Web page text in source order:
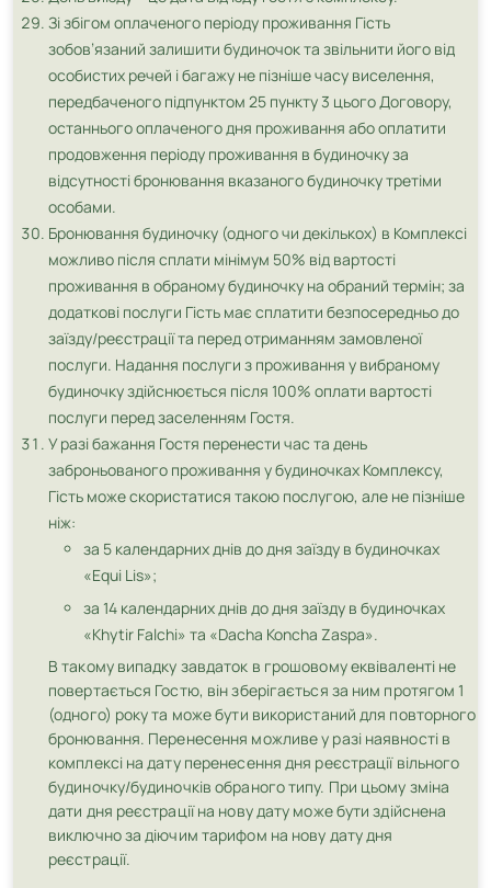
Зі збігом оплаченого періоду проживання Гість
зобов’язаний залишити будиночок та звільнити його від
особистих речей і багажу не пізніше часу виселення,
передбаченого підпунктом 25 пункту 3 цього Договору,
останнього оплаченого дня проживання або оплатити
продовження періоду проживання в будиночку за
відсутності бронювання вказаного будиночку третіми
особами.
Бронювання будиночку (одного чи декількох) в Комплексі
можливо після сплати мінімум 50% від вартості
проживання в обраному будиночку на обраний термін; за
додаткові послуги Гість має сплатити безпосередньо до
заїзду/реєстрації та перед отриманням замовленої
послуги. Надання послуги з проживання у вибраному
будиночку здійснюється після 100% оплати вартості
послуги перед заселенням Гостя.
У разі бажання Гостя перенести час та день
заброньованого проживання у будиночках Комплексу,
Гість може скористатися такою послугою, але не пізніше
ніж:
за 5 календарних днів до дня заїзду в будиночках
«Equi Lis»;
за 14 календарних днів до дня заїзду в будиночках
«Khytir Falchi» та «Dacha Koncha Zaspa».
В такому випадку завдаток в грошовому еквіваленті не
повертається Гостю, він зберігається за ним протягом 1
(одного) року та може бути використаний для повторного
бронювання. Перенесення можливе у разі наявності в
комплексі на дату перенесення дня реєстрації вільного
будиночку/будиночків обраного типу. При цьому зміна
дати дня реєстрації на нову дату може бути здійснена
виключно за діючим тарифом на нову дату дня
реєстрації.